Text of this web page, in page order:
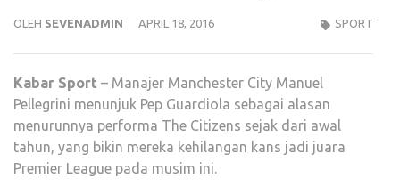
OLEH SEVENADMIN APRIL 18, 2016 SPORT
Kabar Sport – Manajer Manchester City Manuel
Pellegrini menunjuk Pep Guardiola sebagai alasan
menurunnya performa The Citizens sejak dari awal
tahun, yang bikin mereka kehilangan kans jadi juara
Premier League pada musim ini.